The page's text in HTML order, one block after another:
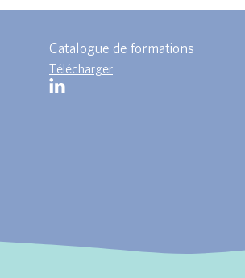
Catalogue de formations
Télécharger